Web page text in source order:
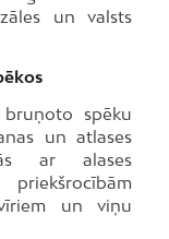
un valsts
bruņoto spēku
un atlases
ar alases
un viņu